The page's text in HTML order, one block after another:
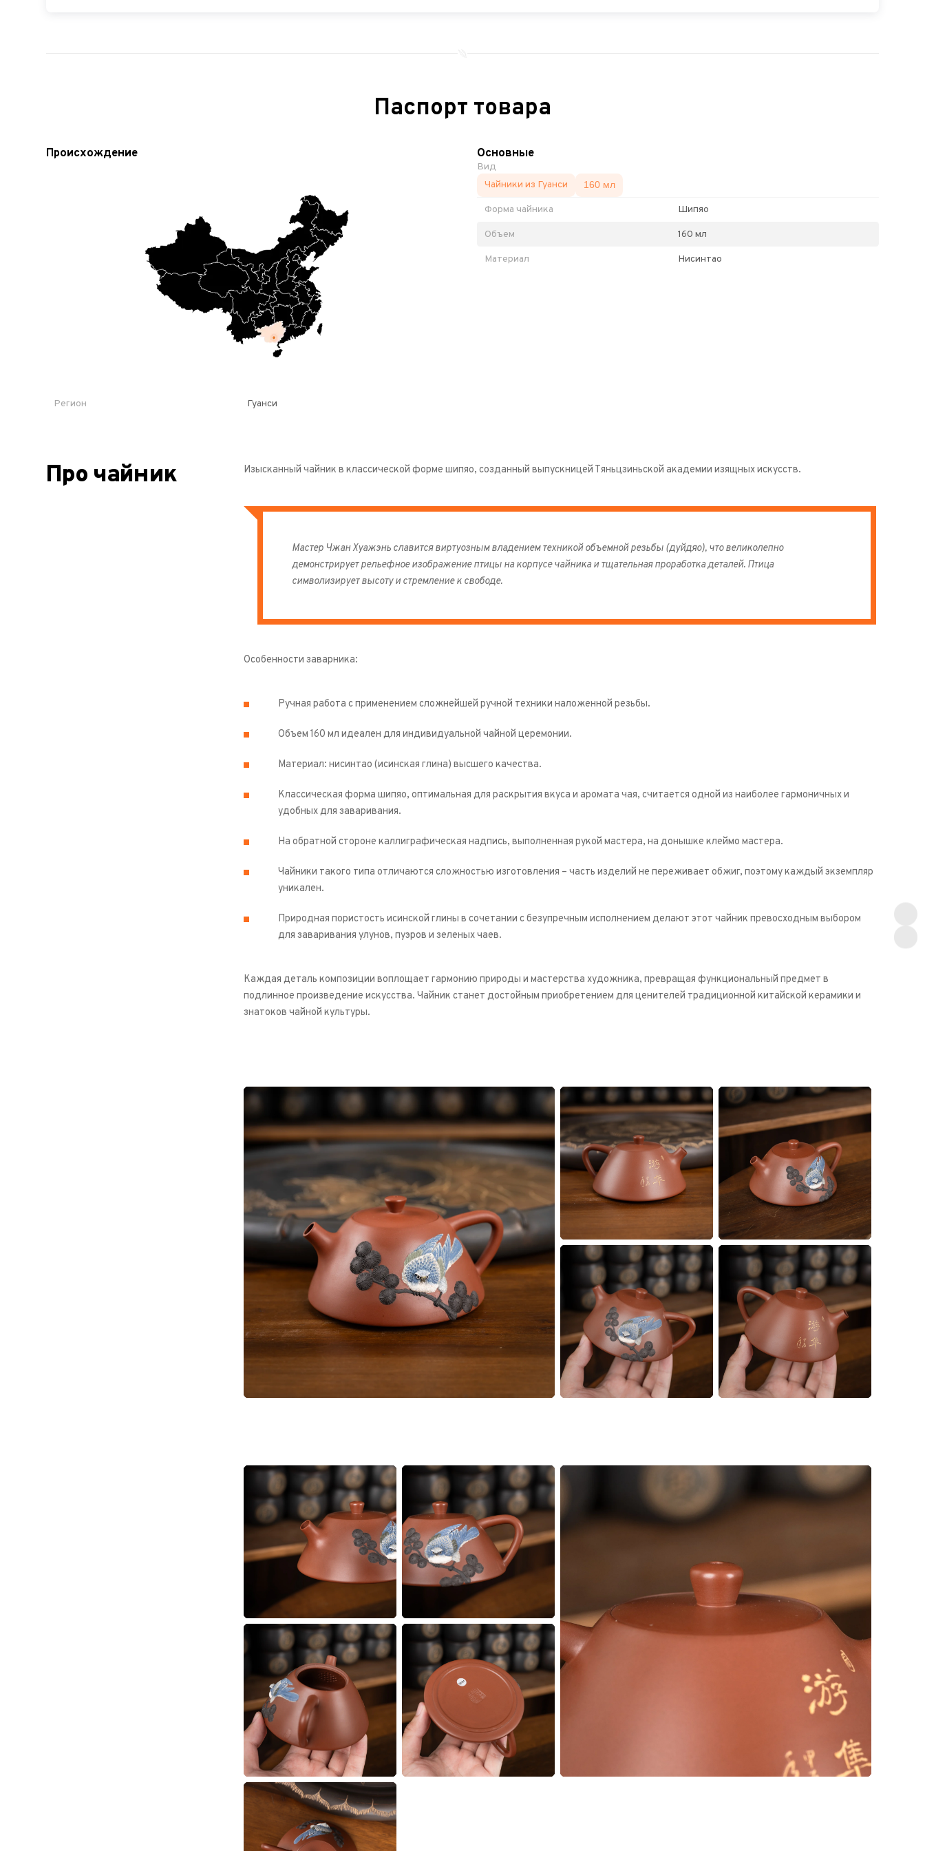
Паспорт товара
Происхождение
Регион Гуанси
Основные
Вид
Чайники из Гуанси
160 мл
Форма чайника Шипяо
Объем 160 мл
Материал Нисинтао
Про чайник Изысканный чайник в классической форме шипяо, созданный выпускницей Тяньцзиньской академии изящных искусств.
Мастер Чжан Хуажэнь славится виртуозным владением техникой объемной резьбы (дуйдяо), что великолепно
демонстрирует рельефное изображение птицы на корпусе чайника и тщательная проработка деталей. Птица
символизирует высоту и стремление к свободе.
Особенности заварника:
Ручная работа с применением сложнейшей ручной техники наложенной резьбы.
Объем 160 мл идеален для индивидуальной чайной церемонии.
Материал: нисинтао (исинская глина) высшего качества.
Классическая форма шипяо, оптимальная для раскрытия вкуса и аромата чая, считается одной из наиболее гармоничных и
удобных для заваривания.
На обратной стороне каллиграфическая надпись, выполненная рукой мастера, на донышке клеймо мастера.
Чайники такого типа отличаются сложностью изготовления – часть изделий не переживает обжиг, поэтому каждый экземпляр
уникален.
Природная пористость исинской глины в сочетании с безупречным исполнением делают этот чайник превосходным выбором
для заваривания улунов, пуэров и зеленых чаев.
Каждая деталь композиции воплощает гармонию природы и мастерства художника, превращая функциональный предмет в
подлинное произведение искусства. Чайник станет достойным приобретением для ценителей традиционной китайской керамики и
знатоков чайной культуры.